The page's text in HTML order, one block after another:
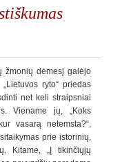
žmonių dėmesį galėjo
ryto“ priedas
net keli straipsniai
Viename jų, „Koks
vasarą netemsta?“,
prie istorinių,
Kitame, „Į tikinčiųjų